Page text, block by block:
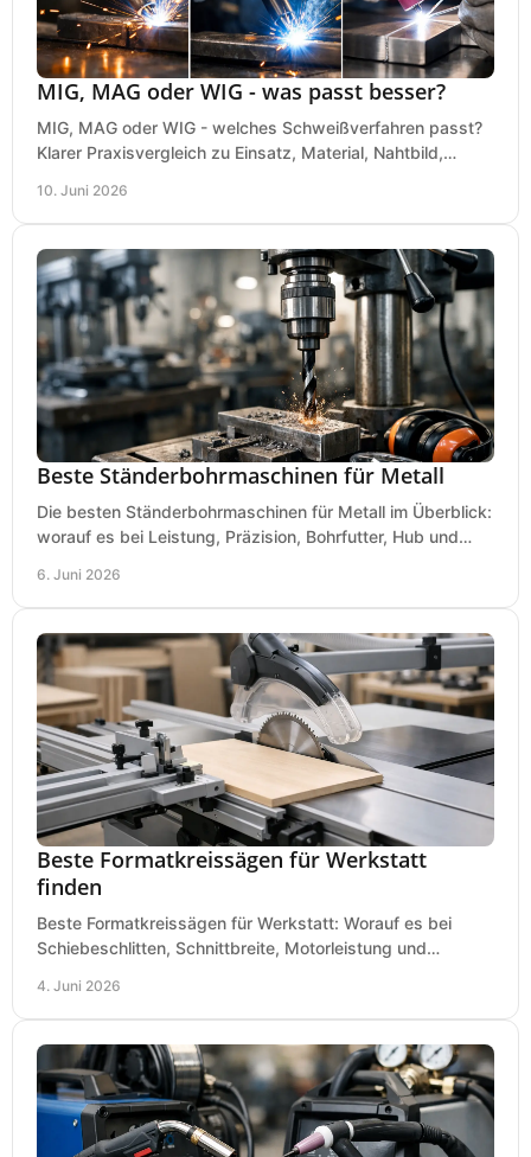
MIG, MAG oder WIG - was passt besser?
MIG, MAG oder WIG - welches Schweißverfahren passt?
Klarer Praxisvergleich zu Einsatz, Material, Nahtbild,
10. Juni 2026
Beste Ständerbohrmaschinen für Metall
Die besten Ständerbohrmaschinen für Metall im Überblick:
worauf es bei Leistung, Präzision, Bohrfutter, Hub und
6. Juni 2026
Beste Formatkreissägen für Werkstatt
finden
Beste Formatkreissägen für Werkstatt: Worauf es bei
Schiebeschlitten, Schnittbreite, Motorleistung und
4. Juni 2026